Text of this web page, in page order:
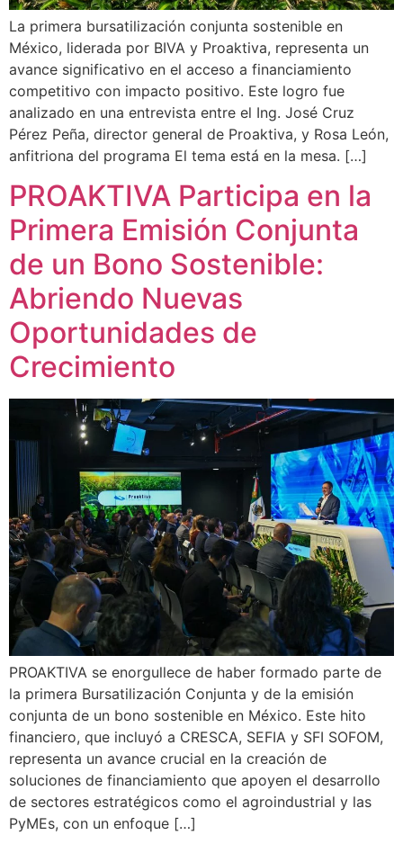
La primera bursatilización conjunta sostenible en
México, liderada por BIVA y Proaktiva, representa un
avance significativo en el acceso a financiamiento
competitivo con impacto positivo. Este logro fue
analizado en una entrevista entre el Ing. José Cruz
Pérez Peña, director general de Proaktiva, y Rosa León,
anfitriona del programa El tema está en la mesa. […]
PROAKTIVA Participa en la
Primera Emisión Conjunta
de un Bono Sostenible:
Abriendo Nuevas
Oportunidades de
Crecimiento
PROAKTIVA se enorgullece de haber formado parte de
la primera Bursatilización Conjunta y de la emisión
conjunta de un bono sostenible en México. Este hito
financiero, que incluyó a CRESCA, SEFIA y SFI SOFOM,
representa un avance crucial en la creación de
soluciones de financiamiento que apoyen el desarrollo
de sectores estratégicos como el agroindustrial y las
PyMEs, con un enfoque […]